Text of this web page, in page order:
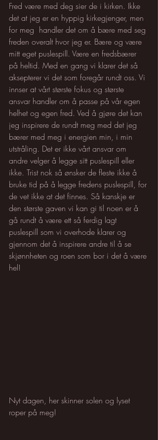
Fred være med deg sier de i kirken. Ikke
det at jeg er en hyppig kirkegjenger, men
for meg  handler det om å bære med seg
freden overalt hvor jeg er. Bære og være
mitt eget puslespill. Være en fredsbærer
på heltid. Med en gang vi klarer det så
aksepterer vi det som foregår rundt oss. Vi
innser at vårt største fokus og største
ansvar handler om å passe på vår egen
helhet og egen fred. Ved å gjøre det kan
jeg inspirere de rundt meg med det jeg
bærer med meg i energien min, i min
utstråling. Det er ikke vårt ansvar om
andre velger å legge sitt puslespill eller
ikke. Trist nok så ønsker de fleste ikke å
bruke tid på å legge fredens puslespill, for
de vet ikke at det finnes. Så kanskje er
den største gaven vi kan gi til noen er å
gå rundt å være ett så ferdig lagt
puslespill som vi overhode klarer og
gjennom det å inspirere andre til å se
skjønnheten og roen som bor i det å være
hel!
Nyt dagen, her skinner solen og lyset
roper på meg!